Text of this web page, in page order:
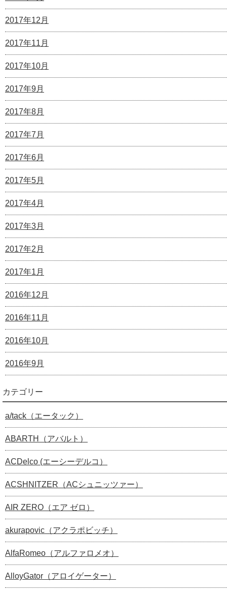
2017年12月
2017年11月
2017年10月
2017年9月
2017年8月
2017年7月
2017年6月
2017年5月
2017年4月
2017年3月
2017年2月
2017年1月
2016年12月
2016年11月
2016年10月
2016年9月
カテゴリー
a/tack（エータック）
ABARTH（アバルト）
ACDelco (エーシーデルコ）
ACSHNITZER（ACシュニッツァー）
AIR ZERO（エア ゼロ）
akurapovic（アクラポビッチ）
AlfaRomeo（アルファロメオ）
AlloyGator（アロイゲーター）